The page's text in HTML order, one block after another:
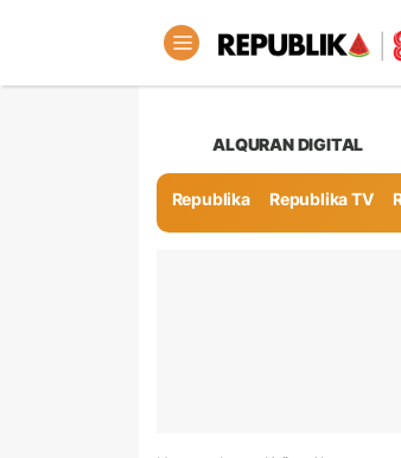
ALQURAN DIGITAL
Republika Republika TV